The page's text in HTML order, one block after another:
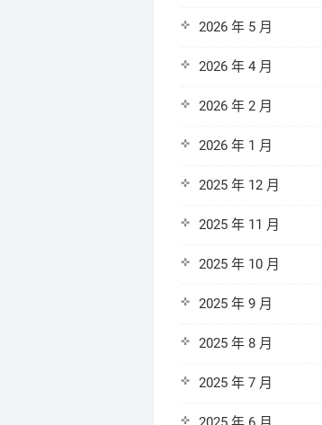
2026 年 5 月
2026 年 4 月
2026 年 2 月
2026 年 1 月
2025 年 12 月
2025 年 11 月
2025 年 10 月
2025 年 9 月
2025 年 8 月
2025 年 7 月